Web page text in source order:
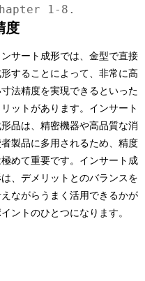
度
ンサート成形では、金型で直接
形することによって、非常に高
寸法精度を実現できるといった
リットがあります。インサート
形品は、精密機器や高品質な消
製品に多用されるため、精度
極めて重要です。インサート成
、デメリットとのバランスを
ながらうまく活用できるかが
ントのひとつになります。